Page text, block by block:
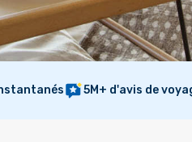
5M+ d'avis de